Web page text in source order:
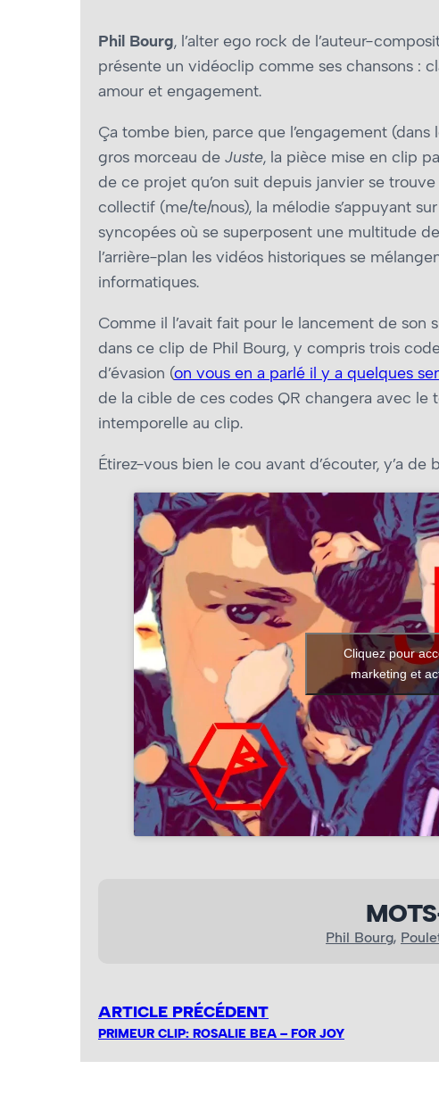
Phil Bourg, l’alter ego rock de l’auteur-
présente un vidéoclip comme ses chansons :
amour et engagement.
Ça tombe bien, parce que l’engagement
gros morceau de Juste, la pièce mise en clip
de ce projet qu’on suit depuis janvier se
collectif (me/te/nous), la mélodie s’appuyant
syncopées où se superposent une multitude
l’arrière-plan les vidéos historiques se
informatiques.
Comme il l’avait fait pour le lancement de son
dans ce clip de Phil Bourg, y compris trois
d’évasion (on vous en a parlé il y a quelques
de la cible de ces codes QR changera avec le
intemporelle au clip.
Étirez-vous bien le cou avant d’écouter, y’a
Cliquez pour
marketing et
Phil Bourg,
ARTICLE PRÉCÉDENT
PRIMEUR CLIP: ROSALIE BEA – FOR JOY